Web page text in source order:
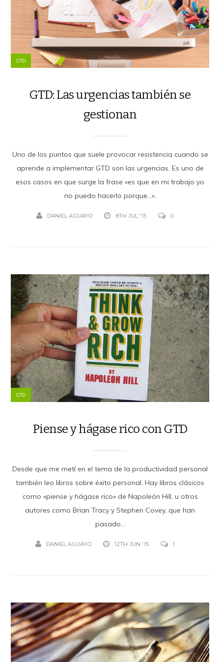
GTD
GTD: Las urgencias también se
gestionan
Uno de los puntos que suele provocar resistencia cuando se
aprende a implementar GTD son las urgencias. Es uno de
esos casos en que surge la frase «es que en mi trabajo yo
no puedo hacerlo porque…».
DANIEL AGUAYO 8TH JUL '15 0
GTD
Piense y hágase rico con GTD
Desde que me metí en el tema de la productividad personal
también leo libros sobre éxito personal. Hay libros clásicos
como «piense y hágase rico» de Napoleón Hill, u otros
autores como Brian Tracy y Stephen Covey, que han
pasado...
DANIEL AGUAYO 12TH JUN '15 1